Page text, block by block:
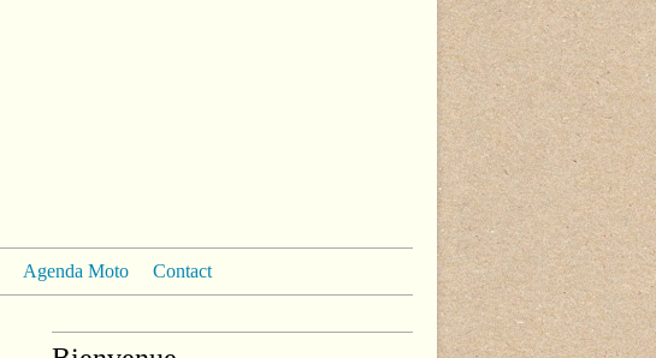
Agenda Moto Contact